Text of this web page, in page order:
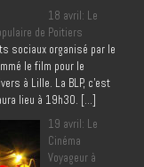
18 avril: Le
de Poitiers
sociaux organisé par le
le film pour le
à Lille. La BLP, c’est
lieu à 19h30. […]
19 avril: Le
Cinéma
Voyageur à